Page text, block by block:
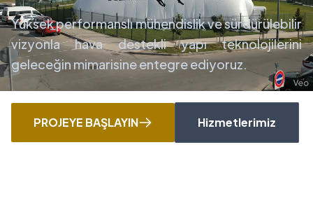
Yüksek performanslı mühendislik ve sürdürülebilir
vizyonla hava destekli yapı teknolojilerini
geleceğin mimarisine entegre ediyoruz.
PROJEYE BAŞLAYIN Hizmetlerimiz